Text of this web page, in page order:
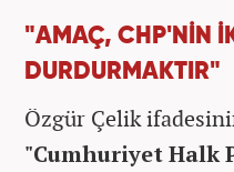
"AMAÇ, CHP'NİN
DURDURMAKTIR"
Özgür Çelik
"Cumhuriyet Halk